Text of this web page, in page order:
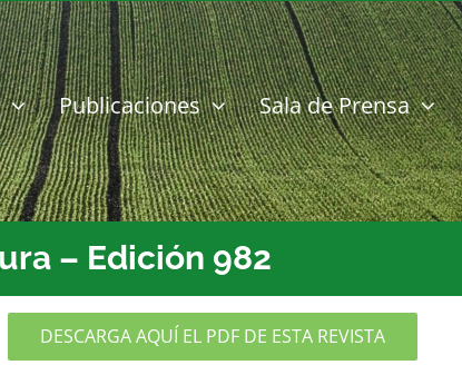
Publicaciones Sala de Prensa
– Edición 982
DESCARGA AQUÍ EL PDF DE ESTA REVISTA